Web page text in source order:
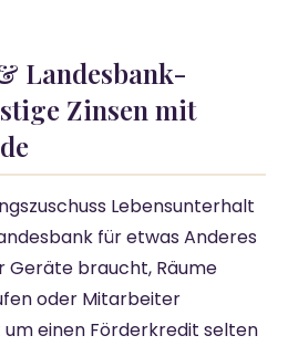
Landesbank-
Zinsen mit
Lebensunterhalt
für etwas Anderes
Geräte braucht, Räume
oder Mitarbeiter
einen Förderkredit selten